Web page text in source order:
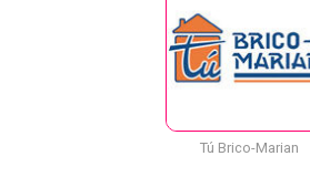
Tú Brico-Marian